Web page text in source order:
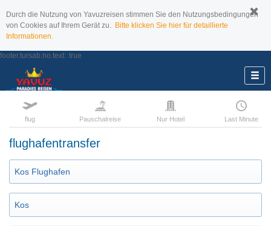
Durch die Nutzung von Yavuzreisen stimmen Sie den Nutzungsbedingungen
von Cookies auf Ihrem Gerät zu. Bitte klicken Sie hier für detaillierte
Informationen.
footer.tursab.no.text: true
flug Pauschalreise Nur Hotel Last Minute
flughafentransfer